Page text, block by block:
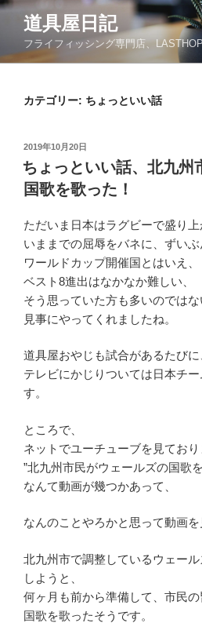
コ
ン
道具屋日記
フライフィッシング専門店、
カテゴリー: ちょっといい話
投
稿
日:
2019年10月20日
ちょっといい話、北九州
国歌を歌った！
ただいま日本はラグビーで盛り上
いままでの屈辱をバネに、ずいぶ
ワールドカップ開催国とはいえ、
ベスト8進出はなかなか難しい、
そう思っていた方も多いのではな
見事にやってくれましたね。
道具屋おやじも試合があるたびに
テレビにかじりついては日本チ
す。
ところで、
ネットでユーチューブを見ており
”北九州市民がウェールズの国歌
なんて動画が幾つかあって、
なんのことやろかと思って動画を
北九州市で調整しているウェー
しようと、
何ヶ月も前から準備して、市民
国歌を歌ったそうです。